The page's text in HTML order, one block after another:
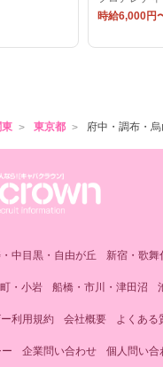
時給6,000円
東 東京都 府中・調布・
中目黒・自由が丘 新宿・歌舞
・小岩 船橋・市川・津田沼
利用規約 会社概要 よくある
企業問い合わせ 個人問い合